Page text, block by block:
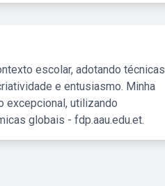
escolar, adotando técnicas
e entusiasmo. Minha
excepcional, utilizando
globais - fdp.aau.edu.et.